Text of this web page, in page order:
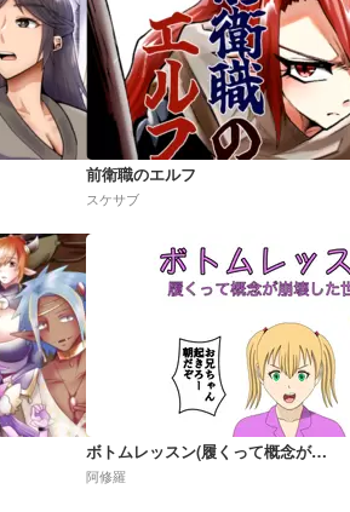
前衛職のエルフ
スケサブ
ボトムレッスン(履くって概念が崩壊した世界)R18
阿修羅